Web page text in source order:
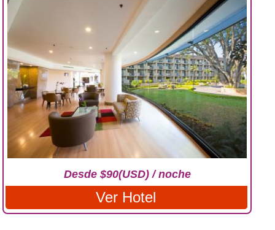
Desde $90(USD) / noche
Ver Hotel